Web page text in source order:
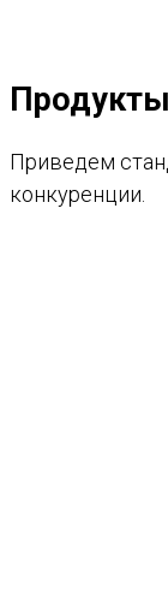
Приведем
конкуренции.